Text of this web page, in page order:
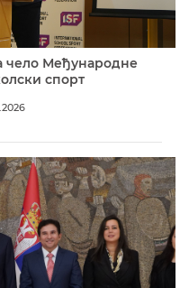
чело Међународне
спорт